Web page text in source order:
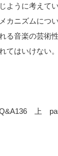
ように考えて
カニズムにつ
る音楽の芸術
てはいけない。
Q&A136 上